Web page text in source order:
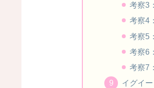
考察3
考察4
考察5
考察6
考察7
イグイ